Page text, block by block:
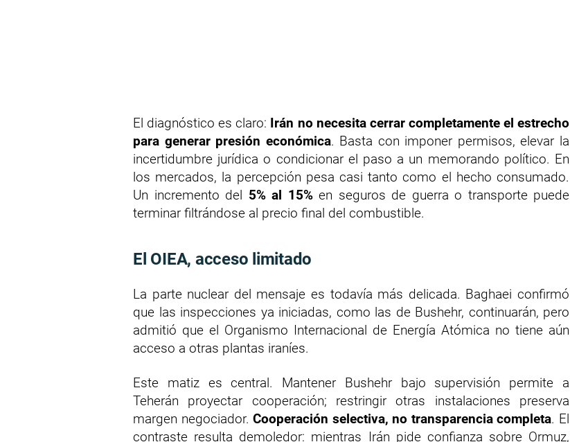
El diagnóstico es claro: Irán no necesita cerrar completamente el estrecho
para generar presión económica. Basta con imponer permisos, elevar la
incertidumbre jurídica o condicionar el paso a un memorando político. En
los mercados, la percepción pesa casi tanto como el hecho consumado.
Un incremento del 5% al 15%en seguros de guerra o transporte puede
terminar filtrándose al precio final del combustible.
El OIEA, acceso limitado
La parte nuclear del mensaje es todavía más delicada. Baghaei confirmó
que las inspecciones ya iniciadas, como las de Bushehr, continuarán, pero
admitió que el Organismo Internacional de Energía Atómica no tiene aún
acceso a otras plantas iraníes.
Este matiz es central. Mantener Bushehr bajo supervisión permite a
Teherán proyectar cooperación; restringir otras instalaciones preserva
margen negociador.Cooperación selectiva, no transparencia completa. El
contraste resulta demoledor: mientras Irán pide confianza sobre Ormuz,